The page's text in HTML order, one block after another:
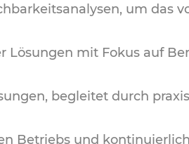
um das
Lösungen mit Fokus auf
begleitet durch
Betriebs und